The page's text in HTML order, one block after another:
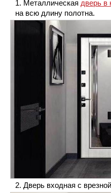
Металлическая дверь в
на всю длину полотна.
Дверь входная с